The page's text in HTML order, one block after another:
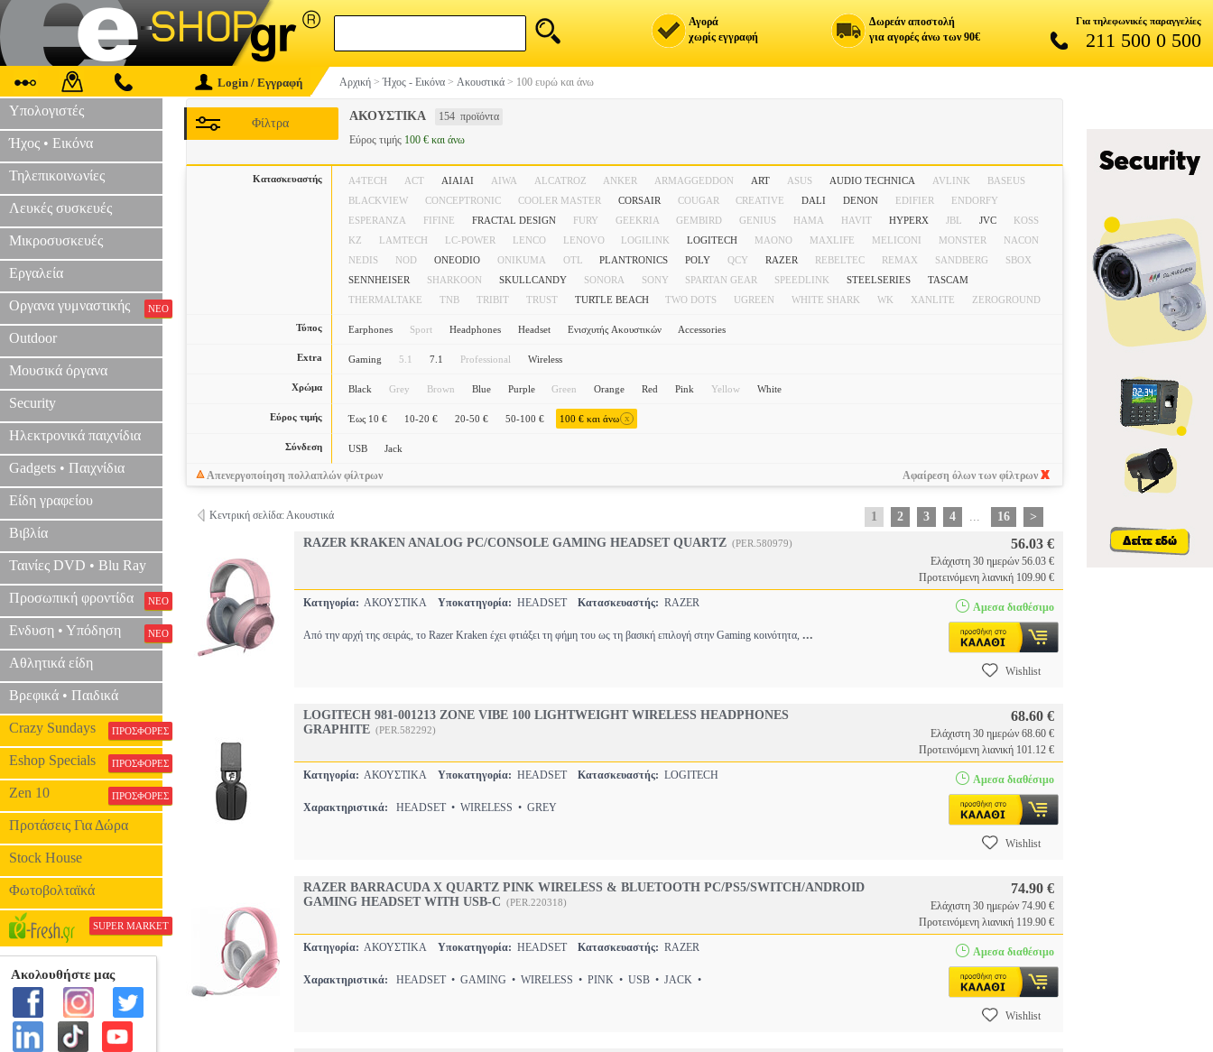
Αγορά
χωρίς εγγραφή
Δωρεάν αποστολή
για αγορές άνω των 90€
Για τηλεφωνικές παραγγελίες
211 500 0 500
Login / Εγγραφή Αρχική >Ήχος - Εικόνα > Ακουστικά > 100 ευρώ και άνω
Υπολογιστές
Ήχος • Εικόνα
Τηλεπικοινωνίες
Λευκές συσκευές
Μικροσυσκευές
Εργαλεία
Οργανα γυμναστικής ΝΕΟ
Outdoor
Μουσικά όργανα
Security
Ηλεκτρονικά παιχνίδια
Gadgets • Παιχνίδια
Είδη γραφείου
Βιβλία
Ταινίες DVD • Blu Ray
Προσωπική φροντίδα ΝΕΟ
Ενδυση • Υπόδηση ΝΕΟ
Αθλητικά είδη
Βρεφικά • Παιδικά
Crazy Sundays ΠΡΟΣΦΟΡΕΣ
Eshop Specials ΠΡΟΣΦΟΡΕΣ
Zen 10 ΠΡΟΣΦΟΡΕΣ
Προτάσεις Για Δώρα
Stock House
Φωτοβολταϊκά
SUPER MARKET
ΑΚΟΥΣΤΙΚΑ 154 προϊόντα
Φίλτρα
Εύρος τιμής 100 € και άνω
Κατασκευαστής A4TECH ACT AIAIAI AIWA ALCATROZ ANKER ARMAGGEDDON ART ASUS AUDIO TECHNICA AVLINK
BASEUS
BLACKVIEW
CONCEPTRONIC COOLER MASTER CORSAIR COUGAR CREATIVE DALI DENON EDIFIER
ENDORFY
ESPERANZA
FIFINE FRACTAL DESIGN FURY GEEKRIA GEMBIRD GENIUS HAMA HAVIT HYPERX JBL JVC
KOSS
KZ
LAMTECH LC-POWER LENCO LENOVO LOGILINK LOGITECH MAONO MAXLIFE MELICONI MONSTER
NACON
NEDIS
NOD ONEODIO ONIKUMA OTL PLANTRONICS POLY QCY RAZER REBELTEC REMAX SANDBERG
SBOX
SENNHEISER
SHARKOON SKULLCANDY SONORA SONY SPARTAN GEAR SPEEDLINK STEELSERIES
TASCAM
THERMALTAKE
TNB TRIBIT TRUST TURTLE BEACH TWO DOTS UGREEN WHITE SHARK WK XANLITE ZEROGROUND
Τύπος Earphones Sport Headphones Headset Ενισχυτής Ακουστικών Accessories
Extra Gaming 5.1 7.1 Professional Wireless
Χρώμα Black Grey Brown Blue Purple Green Orange Red Pink Yellow White
Εύρος τιμής Έως 10 € 10-20 € 20-50 € 50-100 € 100 € και άνω x
Σύνδεση USB Jack
Απενεργοποίηση πολλαπλών φίλτρων Αφαίρεση όλων των φίλτρων
Κεντρική σελίδα: Ακουστικά 1 2 3 4 ... 16
>
RAZER KRAKEN ANALOG PC/CONSOLE GAMING HEADSET QUARTZ (PER.580979) 56.03 €
Ελάχιστη 30 ημερών 56.03 €
Προτεινόμενη λιανική 109.90 €
Κατηγορία: ΑΚΟΥΣΤΙΚΑ Υποκατηγορία: HEADSET Κατασκευαστής: RAZER
Από την αρχή της σειράς, το Razer Kraken έχει φτιάξει τη φήμη του ως τη βασική επιλογή στην Gaming κοινότητα, ...
Αμεσα διαθέσιμο
Wishlist
LOGITECH 981-001213 ZONE VIBE 100 LIGHTWEIGHT WIRELESS HEADPHONES
GRAPHITE (PER.582292)
68.60 €
Ελάχιστη 30 ημερών 68.60 €
Προτεινόμενη λιανική 101.12 €
Κατηγορία: ΑΚΟΥΣΤΙΚΑ Υποκατηγορία: HEADSET Κατασκευαστής: LOGITECH
Χαρακτηριστικά: HEADSET • WIRELESS • GREY
Αμεσα διαθέσιμο
Wishlist
RAZER BARRACUDA X QUARTZ PINK WIRELESS & BLUETOOTH PC/PS5/SWITCH/ANDROID
GAMING HEADSET WITH USB-C (PER.220318)
74.90 €
Ελάχιστη 30 ημερών 74.90 €
Προτεινόμενη λιανική 119.90 €
Κατηγορία: ΑΚΟΥΣΤΙΚΑ Υποκατηγορία: HEADSET Κατασκευαστής: RAZER
Χαρακτηριστικά: HEADSET • GAMING • WIRELESS • PINK • USB • JACK •
Αμεσα διαθέσιμο
Wishlist